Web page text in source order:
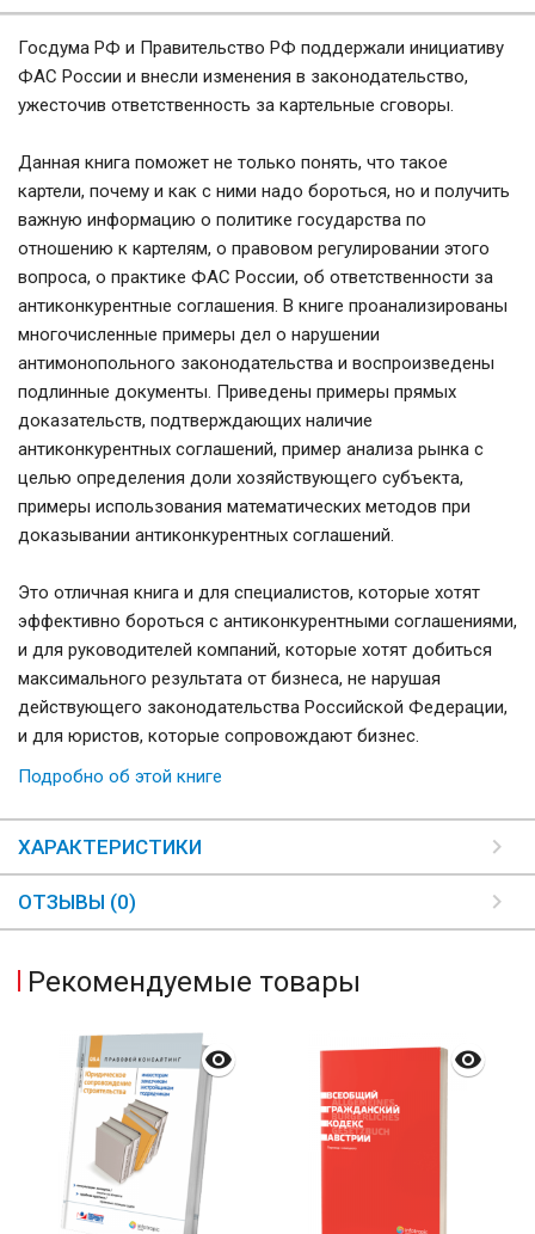
Госдума РФ и Правительство РФ поддержали инициативу
ФАС России и внесли изменения в законодательство,
ужесточив ответственность за картельные сговоры.
Данная книга поможет не только понять, что такое
картели, почему и как с ними надо бороться, но и получить
важную информацию о политике государства по
отношению к картелям, о правовом регулировании этого
вопроса, о практике ФАС России, об ответственности за
антиконкурентные соглашения. В книге проанализированы
многочисленные примеры дел о нарушении
антимонопольного законодательства и воспроизведены
подлинные документы. Приведены примеры прямых
доказательств, подтверждающих наличие
антиконкурентных соглашений, пример анализа рынка с
целью определения доли хозяйствующего субъекта,
примеры использования математических методов при
доказывании антиконкурентных соглашений.
Это отличная книга и для специалистов, которые хотят
эффективно бороться с антиконкурентными соглашениями,
и для руководителей компаний, которые хотят добиться
максимального результата от бизнеса, не нарушая
действующего законодательства Российской Федерации,
и для юристов, которые сопровождают бизнес.
Подробно об этой книге
ХАРАКТЕРИСТИКИ
ОТЗЫВЫ (0)
Рекомендуемые товары